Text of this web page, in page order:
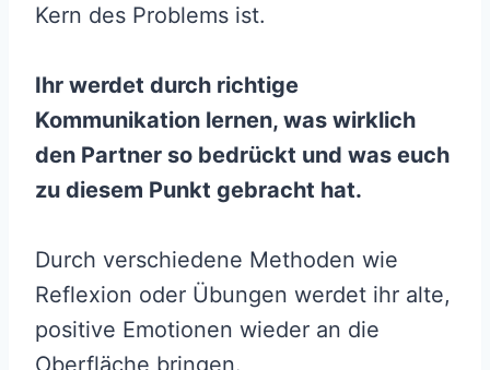
Kern des Problems ist.
Ihr werdet durch richtige
Kommunikation lernen, was wirklich
den Partner so bedrückt und was euch
zu diesem Punkt gebracht hat.
Durch verschiedene Methoden wie
Reflexion oder Übungen werdet ihr alte,
positive Emotionen wieder an die
Oberfläche bringen.